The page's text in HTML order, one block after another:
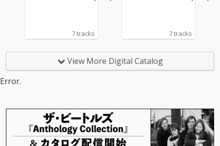
7 tracks 7 tracks
View More Digital Catalog
Error.